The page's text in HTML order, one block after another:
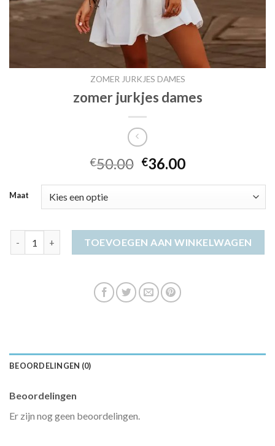
ZOMER JURKJES DAMES
zomer jurkjes dames
€50.00 €36.00
Maat
TOEVOEGEN AAN WINKELWAGEN
BEOORDELINGEN (0)
Beoordelingen
Er zijn nog geen beoordelingen.